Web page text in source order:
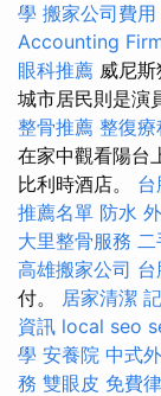
學 搬家公司費用
Accounting
眼科推薦 威尼
城市居民則是演
整骨推薦 整復
在家中觀看陽台
比利時酒店。 台
推薦名單 防水
大里整骨服務 二
高雄搬家公司 台
付。 居家清潔
資訊 local seo
學 安養院 中式
務 雙眼皮 免費